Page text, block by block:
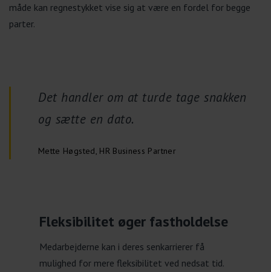
måde kan regnestykket vise sig at være en fordel for begge
parter.
Det handler om at turde tage snakken
og sætte en dato.
Mette Høgsted, HR Business Partner
Fleksibilitet øger fastholdelse
Medarbejderne kan i deres senkarrierer få
mulighed for mere fleksibilitet ved nedsat tid.